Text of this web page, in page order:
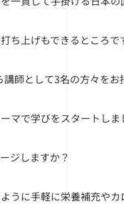
ち上げもできるところで
師として3名の方々をお
マで学びをスタートしま
ジしますか？
うに手軽に栄養補充や